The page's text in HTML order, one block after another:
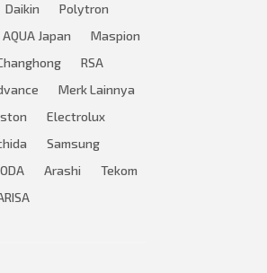
Daikin
Polytron
AQUA Japan
Maspion
RSA
Merk Lainnya
Electrolux
Samsung
Arashi
Tekom